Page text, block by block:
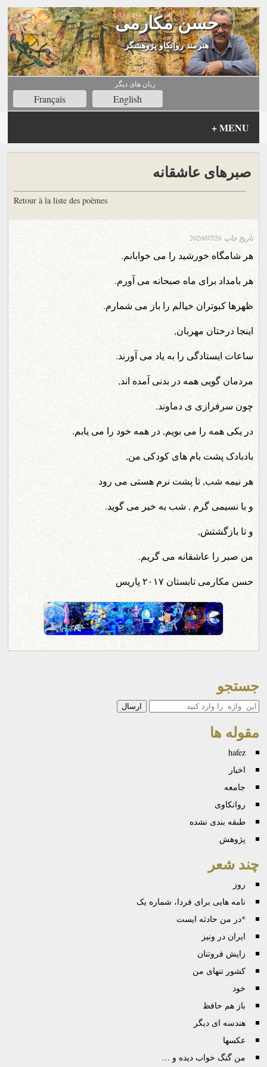
حسن مکارمی
هنرمند روانکاو پژوهشگر
زبان های ديگر
Français English
MENU
+
صبرهای عاشقانه
Retour à la liste des poèmes
تاریخ چاپ 2020/07/26
هر شامگاه خورشید را می خوابانم.
هر بامداد برای ماه صبحانه می آورم.
ظهرها کبوتران خیالم را باز می شمارم.
اینجا درختان مهربان,
ساعات ایستادگی را به یاد می آورند.
مردمان گویی همه در بدنی آمده اند,
چون سرفرازی ی دماوند.
در یکی همه را می بویم, در همه خود را می یابم.
بادبادک پشت بام های کودکی من,
هر نیمه شب, تا پشت نرم هستی می رود
و با نسیمی گرم , شب به خیر می گوید.
و تا بازگشتش,
من صبر را عاشقانه می گریم.
حسن مکارمی تابستان ۲۰۱۷ پاریس
جستجو
جستجو
مقوله ها
hafez
اخبار
جامعه
روانكاوی
طبقه بندی نشده
پژوهش
چند شعر
روز
نامه هایی برای فردا، شماره یک
*در من حادثه ایست
ایران در ونیز
زایش فروتنان
کشور تنهای من
خود
باز هم حافظ
هندسه ای دیگر
عكسها
من گنگ خواب دیده و …